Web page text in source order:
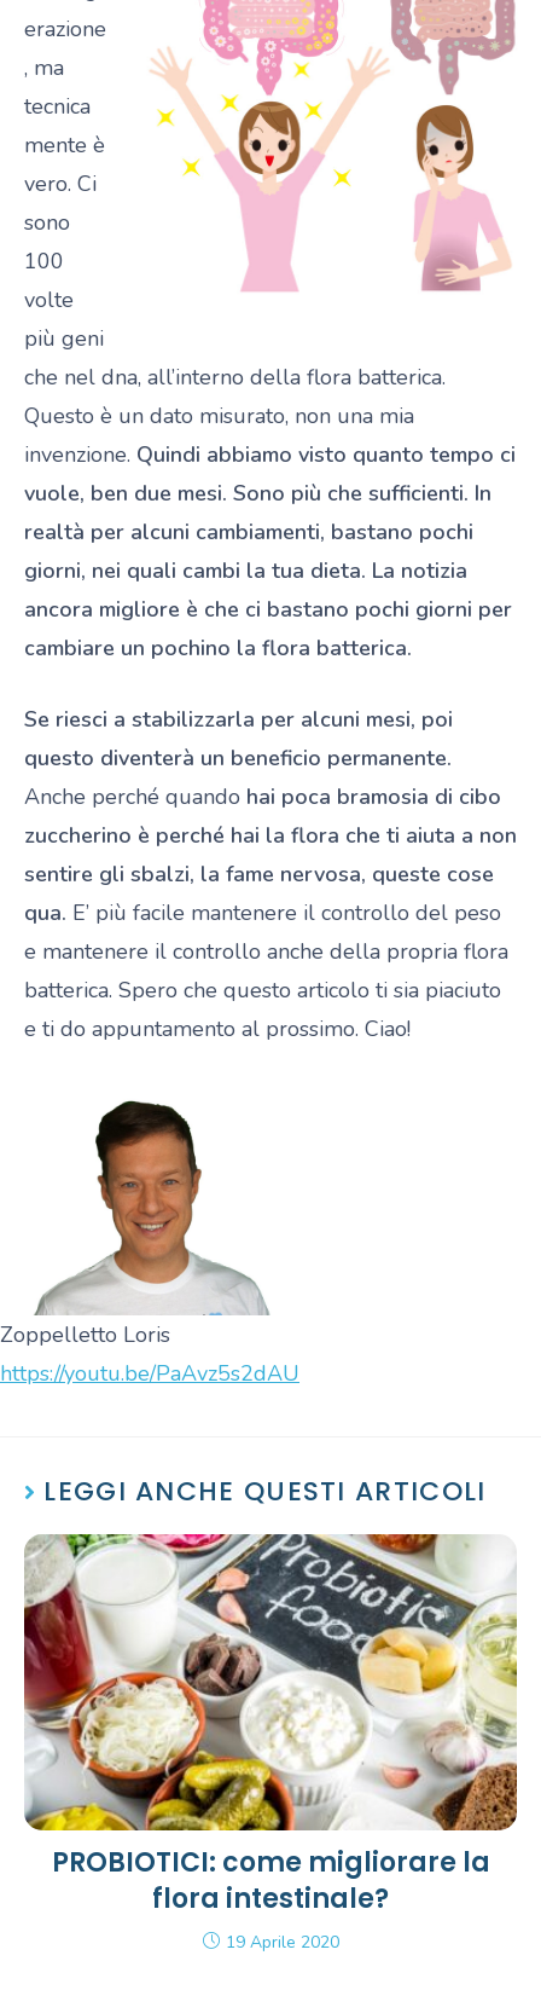
erazione
, ma
tecnica
mente è
vero. Ci
sono
100
volte
più geni
che nel dna, all’interno della flora batterica.
Questo è un dato misurato, non una mia
invenzione. Quindi abbiamo visto quanto tempo ci
vuole, ben due mesi. Sono più che sufficienti. In
realtà per alcuni cambiamenti, bastano pochi
giorni, nei quali cambi la tua dieta. La notizia
ancora migliore è che ci bastano pochi giorni per
cambiare un pochino la flora batterica.
Se riesci a stabilizzarla per alcuni mesi, poi
questo diventerà un beneficio permanente.
Anche perché quando hai poca bramosia di cibo
zuccherino è perché hai la flora che ti aiuta a non
sentire gli sbalzi, la fame nervosa, queste cose
qua. E’ più facile mantenere il controllo del peso
e mantenere il controllo anche della propria flora
batterica. Spero che questo articolo ti sia piaciuto
e ti do appuntamento al prossimo. Ciao!
Zoppelletto Loris
https://youtu.be/PaAvz5s2dAU
LEGGI ANCHE QUESTI ARTICOLI
PROBIOTICI: come migliorare la
flora intestinale?
19 Aprile 2020